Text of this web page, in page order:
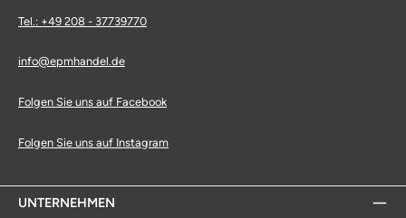
Tel.: +49 208 - 37739770
info@epmhandel.de
Folgen Sie uns auf Facebook
Folgen Sie uns auf Instagram
UNTERNEHMEN